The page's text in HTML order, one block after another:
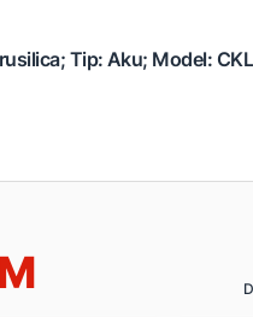
Tip: Aku; Model: